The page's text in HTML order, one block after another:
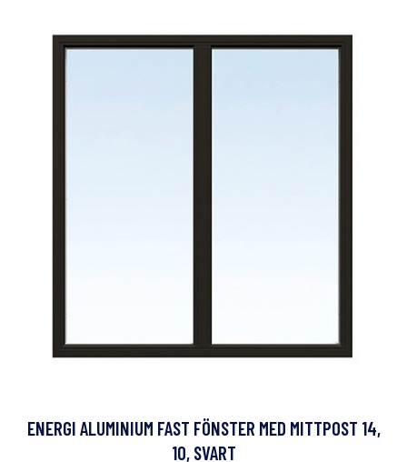
ENERGI ALUMINIUM FAST FÖNSTER MED MITTPOST 14,
10, SVART